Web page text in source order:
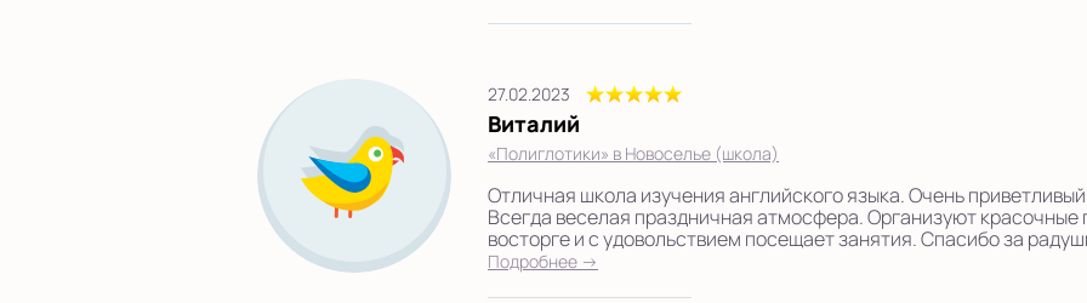
27.02.2023
Виталий
«Полиглотики» в Новоселье (школа)
Отличная школа изучения английского языка. Очень
Всегда веселая праздничная атмосфера. Организуют красочные
восторге и с удовольствием посещает занятия. Спасибо за
Подробнее →